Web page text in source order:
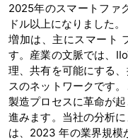
2025年のスマートファ
ドル以上になりました
増加は、主にスマート
す。産業の文脈では、
理、共有を可能にする
スのネットワークです
製造プロセスに革命が
進みます。当社の分析
は、2023 年の業界規模